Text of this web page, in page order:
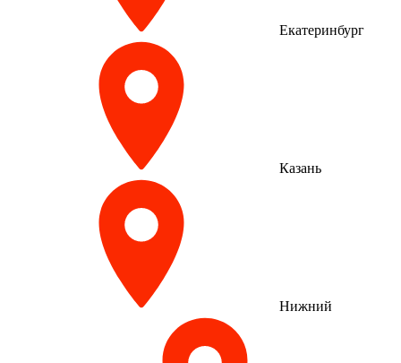
Екатеринбург
Казань
Нижний